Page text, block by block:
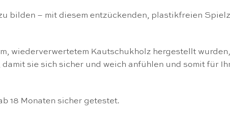
bilden – mit diesem entzückenden, plastikfreien
wiederverwertetem Kautschukholz hergestellt
sie sich sicher und weich anfühlen und somit für
18 Monaten sicher getestet.